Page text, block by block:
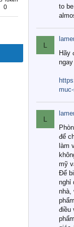
0
to
L
Hãy
L
để
làm
mỹ
Để
nghỉ
nhà,
điều